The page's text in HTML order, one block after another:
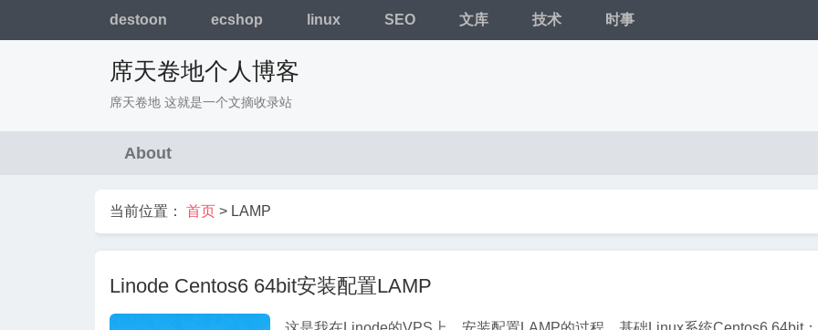
destoon ecshop linux SEO 文库 技术 时事
席天卷地个人博客
席天卷地 这就是一个文摘收录站
About
当前位置： 首页 > LAMP
Linode Centos6 64bit安装配置LAMP